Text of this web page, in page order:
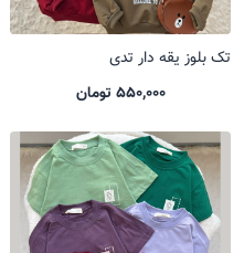
تک بلوز یقه دار تدی
550,000 تومان